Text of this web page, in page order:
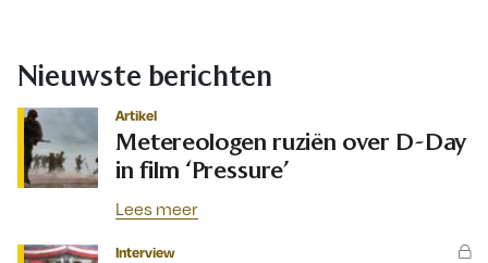
Nieuwste berichten
Artikel
Metereologen ruziën over D-Day
in film ‘Pressure’
Lees meer
Interview